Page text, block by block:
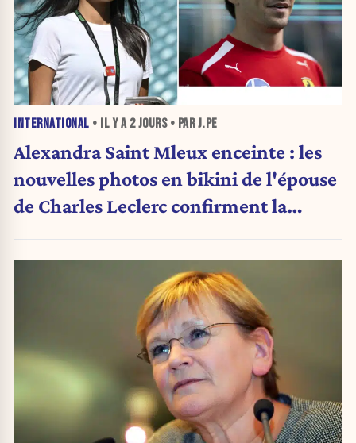
INTERNATIONAL • IL Y A 2 JOURS• PAR J.PE
Alexandra Saint Mleux enceinte : les
nouvelles photos en bikini de l'épouse
de Charles Leclerc confirment la